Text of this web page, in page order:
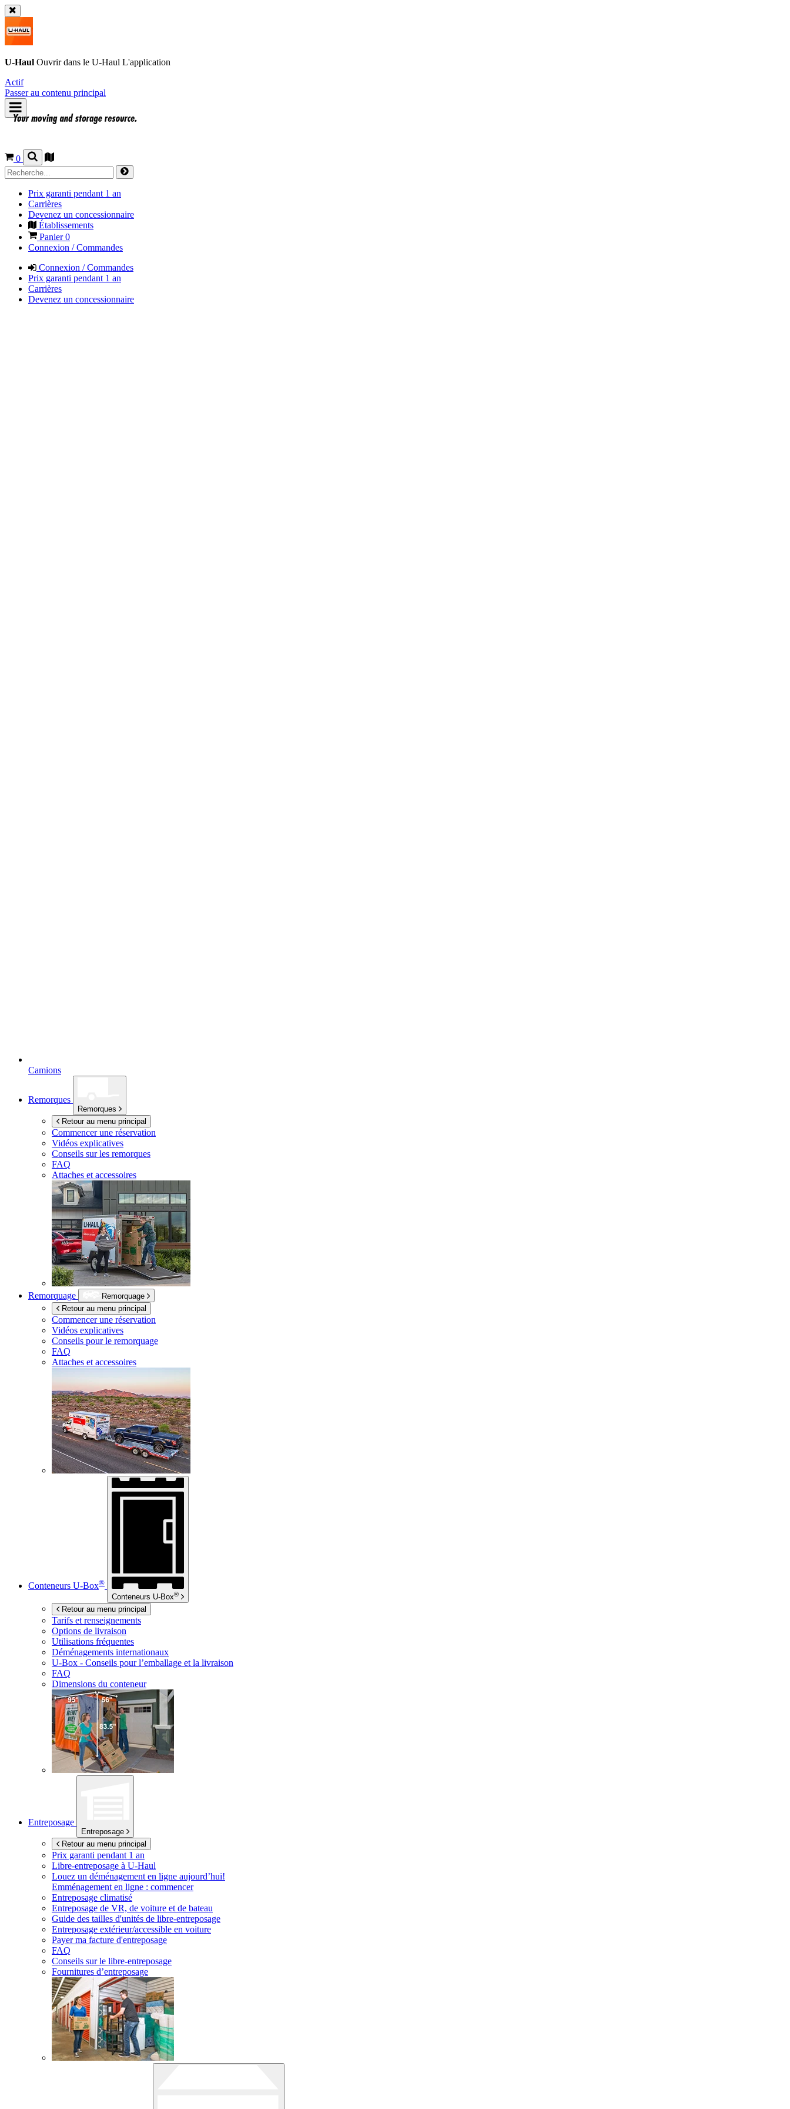
U-Haul Ouvrir dans le U-Haul L'application
Actif
Passer au contenu principal
0
Prix garanti pendant 1 an
Carrières
Devenez un concessionnaire
Établissements
Panier0
Connexion / Commandes
Connexion / Commandes
Prix garanti pendant 1 an
Carrières
Devenez un concessionnaire
Camions
Remorques
Remorques
Retour au menu principal
Commencer une réservation
Vidéos explicatives
Conseils sur les remorques
FAQ
Attaches et accessoires
Remorquage
Remorquage
Retour au menu principal
Commencer une réservation
Vidéos explicatives
Conseils pour le remorquage
FAQ
Attaches et accessoires
Conteneurs U-Box®
Conteneurs U-Box®
Retour au menu principal
Tarifs et renseignements
Options de livraison
Utilisations fréquentes
Déménagements internationaux
U-Box - Conseils pour l’emballage et la livraison
FAQ
Dimensions du conteneur
Entreposage
Entreposage
Retour au menu principal
Prix garanti pendant 1 an
Libre-entreposage à U-Haul
Louez un déménagement en ligne aujourd’hui!
Emménagement en ligne : commencer
Entreposage climatisé
Entreposage de VR, de voiture et de bateau
Guide des tailles d'unités de libre-entreposage
Entreposage extérieur/accessible en voiture
Payer ma facture d'entreposage
FAQ
Conseils sur le libre-entreposage
Fournitures d’entreposage